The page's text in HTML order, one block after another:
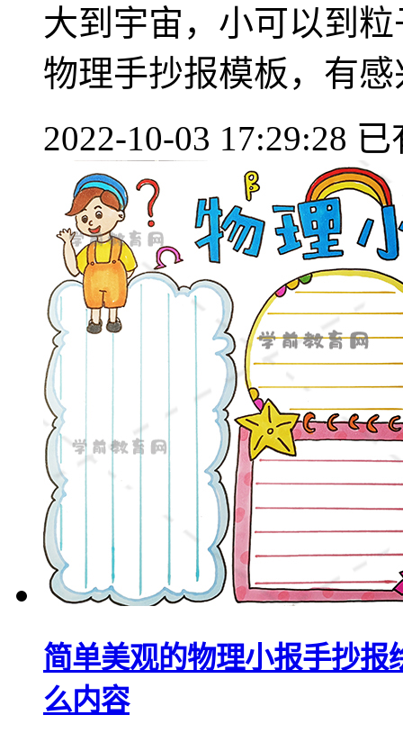
大到宇宙，小可以到
物理手抄报模板，有感
2022-10-03 17:29:28 已
简单美观的物理小报手抄
么内容